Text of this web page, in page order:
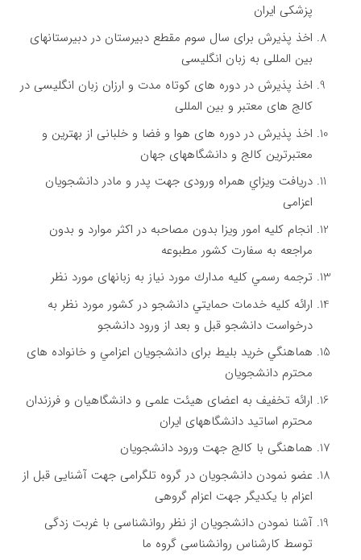
پزشکی ایران
اخذ پذیرش برای سال سوم مقطع دبیرستان در دبیرستانهای
بین المللی به زبان انگلیسی
اخذ پذیرش در دوره های کوتاه مدت و ارزان زبان انگلیسی در
کالج های معتبر و بین المللی
اخذ پذیرش در دوره های هوا و فضا و خلبانی از بهترین و
معتبرترین کالج و دانشگاههای جهان
دريافت ويزاي همراه ورودی جهت پدر و مادر دانشجویان
اعزامی
انجام کلیه امور ویزا بدون مصاحبه در اکثر موارد و بدون
مراجعه به سفارت کشور مطبوعه
ترجمه رسمي كليه مدارك مورد نياز به زبانهای مورد نظر
ارائه کلیه خدمات حمايتي دانشجو در كشور مورد نظر به
درخواست دانشجو قبل و بعد از ورود دانشجو
هماهنگي خريد بليط برای دانشجويان اعزامي و خانواده های
محترم دانشجویان
ارائه تخفیف به اعضای هیئت علمی و دانشگاهیان و فرزندان
محترم اساتید دانشگاههای ایران
هماهنگی با کالج جهت ورود دانشجویان
عضو نمودن دانشجویان در گروه تلگرامی جهت آشنایی قبل از
اعزام با یکدیگر جهت اعزام گروهی
آشنا نمودن دانشجویان از نظر روانشناسی با غربت زدگی
توسط کارشناس روانشناسی گروه ما